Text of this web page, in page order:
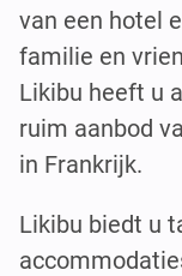
van een hotel
familie en
Likibu heeft u
ruim aanbod
in Frankrijk.
Likibu biedt u